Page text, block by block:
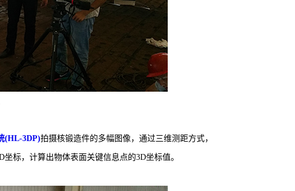
(HL-3DP)拍摄核锻造件的多幅图像，通过三维测距方式，
标，计算出物体表面关键信息点的3D坐标值。